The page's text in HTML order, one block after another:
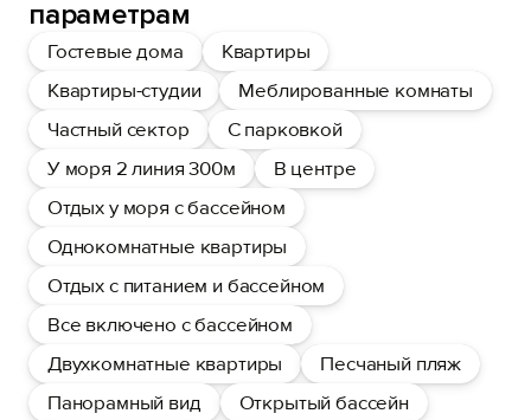
параметрам
Гостевые дома
Квартиры
Квартиры-студии
Меблированные комнаты
Частный сектор
С парковкой
У моря 2 линия 300м
В центре
Отдых у моря с бассейном
Однокомнатные квартиры
Отдых с питанием и бассейном
Все включено с бассейном
Двухкомнатные квартиры
Песчаный пляж
Панорамный вид
Открытый бассейн